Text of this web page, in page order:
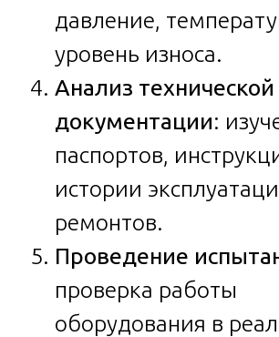
давление,
уровень износа.
Анализ технической
документации:
паспортов,
истории
ремонтов.
Проведение
проверка работы
оборудования в